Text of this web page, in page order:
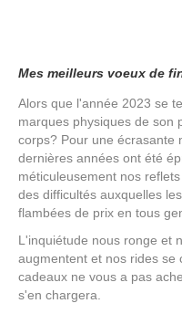
Mes meilleurs voeux de
Alors que l'année 2023 se
marques physiques de son
corps? Pour une écrasante
dernières années ont été
méticuleusement nos
des difficultés auxquelles
flambées de prix en tous
L'inquiétude nous ronge et
augmentent et nos rides se
cadeaux ne vous a pas
s'en chargera.